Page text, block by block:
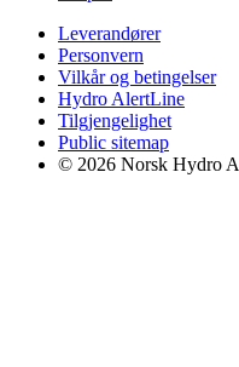
Leverandører
Personvern
Vilkår og betingelser
Hydro AlertLine
Tilgjengelighet
Public sitemap
© 2026 Norsk Hydro